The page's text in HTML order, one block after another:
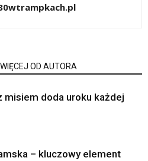
WIĘCEJ OD AUTORA
misiem doda uroku każdej
– kluczowy element